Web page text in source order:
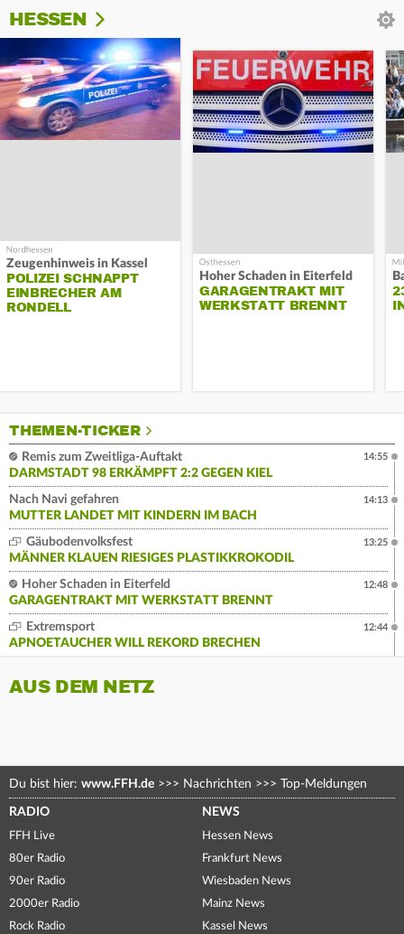
HESSEN
Zeugenhinweis in Kassel
POLIZEI SCHNAPPT
EINBRECHER AM
RONDELL
Hoher Schaden in Eiterfeld
GARAGENTRAKT MIT
WERKSTATT BRENNT
THEMEN-TICKER
Remis zum Zweitliga-Auftakt
DARMSTADT 98 ERKÄMPFT 2:2 GEGEN KIEL
14:55
Nach Navi gefahren
MUTTER LANDET MIT KINDERN IM BACH
14:13
Gäubodenvolksfest
MÄNNER KLAUEN RIESIGES PLASTIKKROKODIL
13:25
Hoher Schaden in Eiterfeld
GARAGENTRAKT MIT WERKSTATT BRENNT
12:48
Extremsport
APNOETAUCHER WILL REKORD BRECHEN
12:44
AUS DEM NETZ
Du bist hier: www.FFH.de >>> Nachrichten >>> Top-Meldungen
RADIO
FFH Live
80er Radio
90er Radio
2000er Radio
Rock Radio
NEWS
Hessen News
Frankfurt News
Wiesbaden News
Mainz News
Kassel News